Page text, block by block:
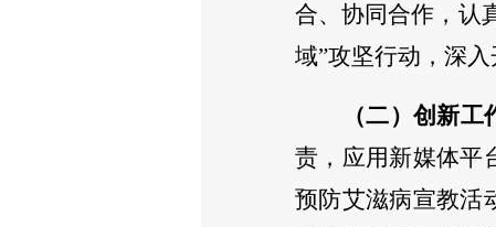
合、协同合作，认
域”攻坚行动，深
（二）创新
责，应用新媒体平
预防艾滋病宣教活